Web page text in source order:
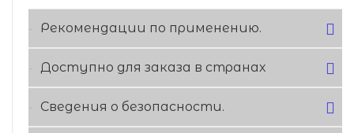
Рекомендации по применению.
Доступно для заказа в странах
Сведения о безопасности.